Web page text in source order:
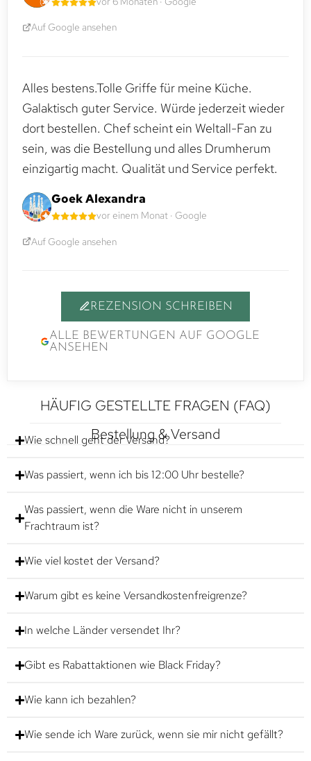
Auf Google ansehen
Alles bestens.Tolle Griffe für meine Küche.
Galaktisch guter Service. Würde jederzeit wieder
dort bestellen. Chef scheint ein Weltall-Fan zu
sein, was die Bestellung und alles Drumherum
einzigartig macht. Qualität und Service perfekt.
Goek Alexandra
vor einem Monat · Google
Auf Google ansehen
REZENSION SCHREIBEN
ALLE BEWERTUNGEN AUF GOOGLE
ANSEHEN
HÄUFIG GESTELLTE FRAGEN (FAQ)
Bestellung & Versand
Wie schnell geht der Versand?
Was passiert, wenn ich bis 12:00 Uhr bestelle?
Was passiert, wenn die Ware nicht in unserem
Frachtraum ist?
Wie viel kostet der Versand?
Warum gibt es keine Versandkostenfreigrenze?
In welche Länder versendet Ihr?
Gibt es Rabattaktionen wie Black Friday?
Wie kann ich bezahlen?
Wie sende ich Ware zurück, wenn sie mir nicht gefällt?